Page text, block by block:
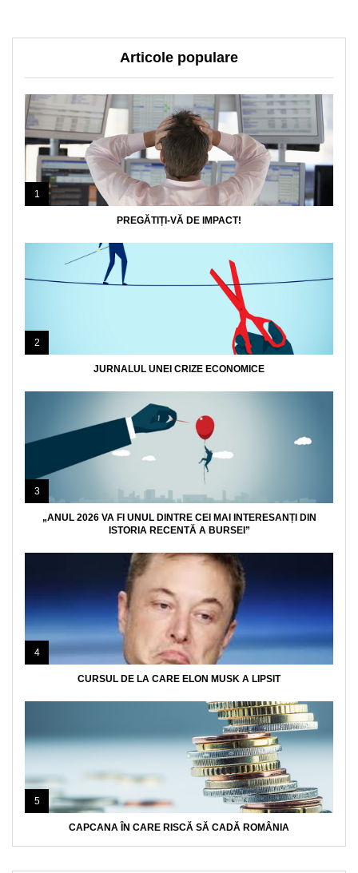
Articole populare
1
PREGĂTIȚI-VĂ DE IMPACT!
2
JURNALUL UNEI CRIZE ECONOMICE
3
„ANUL 2026 VA FI UNUL DINTRE CEI MAI INTERESANȚI DIN
ISTORIA RECENTĂ A BURSEI”
4
CURSUL DE LA CARE ELON MUSK A LIPSIT
5
CAPCANA ÎN CARE RISCĂ SĂ CADĂ ROMÂNIA